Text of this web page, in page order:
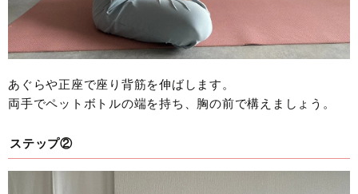
あぐらや正座で座り背筋を伸ばします。
両手でペットボトルの端を持ち、胸の前で構えましょう。
ステップ②